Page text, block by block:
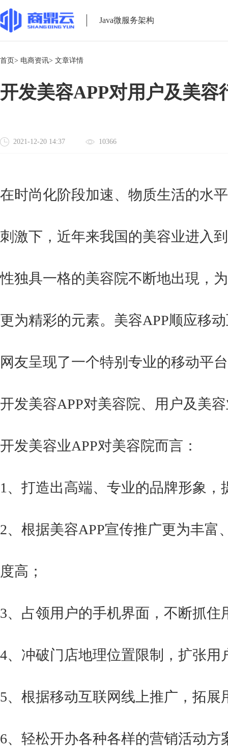
Java微服务架构
首页> 电商资讯> 文章详情
开发美容APP对用户及美容
2021-12-20 14:37 10366
在时尚化阶段加速、物质生活的水
刺激下，近年来我国的美容业进入
性独具一格的美容院不断地出現，
更为精彩的元素。美容APP顺应移
网友呈现了一个特别专业的移动平
开发美容APP对美容院、用户及美
开发美容业APP对美容院而言：
1、打造出高端、专业的品牌形象，
2、根据美容APP宣传推广更为丰富
度高；
3、占领用户的手机界面，不断抓住
4、冲破门店地理位置限制，扩张用
5、根据移动互联网线上推广，拓展
6、轻松开办各种各样的营销活动方
获得产品报价方案
扫码添加[商务总监]沟通方案
扫码沟通